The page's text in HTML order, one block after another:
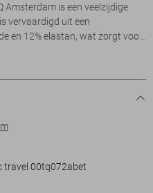
Amsterdam is een veelzijdige
vervaardigd uit een
en 12% elastan, wat zorgt voor
draagcomfort. Met een
en het rechte silhouet maken dit
als formelere gelegenheden.
maakt het makkelijk om te
of combineer het met een rok
borstzakken voegen een
zorgt voor een
travel 00tq072abet